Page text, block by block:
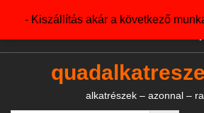
- Kiszállítás akár a következő
+36204327386
alkatrészek – azonnal –